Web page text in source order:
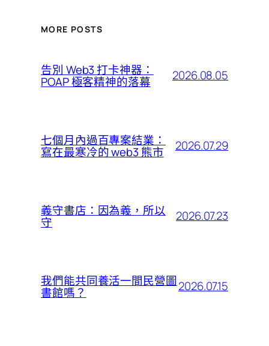
MORE POSTS
告別 Web3 打卡神器：
POAP 極客精神的落幕 2026.08.05
七個月內過百專案結業：
寫在最寒冷的 web3 熊市 2026.07.29
義守書店：因為義，所以
守 2026.07.23
我們能共同養活一間民營圖
書館嗎？ 2026.07.15